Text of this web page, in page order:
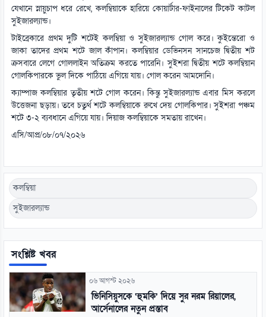
যেখানে স্নায়ুচাপ ধরে রেখে, কলম্বিয়াকে হারিয়ে কোয়ার্টার-ফাইনালের টিকেট কাটল
সুইজারল্যান্ড।
টাইব্রেকারে প্রথম দুটি শটেই কলম্বিয়া ও সুইজারল্যান্ড গোল করে। কুইন্তেরো ও
জাকা তাদের প্রথম শটে জাল কাঁপান। কলম্বিয়ার ডেভিনসন সানচেজ দ্বিতীয় শট
ক্রসবারে লেগে গোললাইন অতিক্রম করতে পারেনি। সুইশরা দ্বিতীয় শটে কলম্বিয়ান
গোলকিপারকে ভুল দিকে পাঠিয়ে এগিয়ে যায়। গোল করেন আমদোনি।
ক্যাম্পাজ কলম্বিয়ার তৃতীয় শটে গোল করেন। কিন্তু সুইজারল্যান্ড এবার মিস করলে
উত্তেজনা ছড়ায়। তবে চতুর্থ শটে কলম্বিয়াকে রুখে দেয় গোলকিপার। সুইশরা পঞ্চম
শটে ৩-২ ব্যবধানে এগিয়ে যায়। দিয়াজ কলম্বিয়াকে সমতায় রাখেন।
এসি/আপ্র/০৮/০৭/২০২৬
কলম্বিয়া
সুইজারল্যান্ড
সংশ্লিষ্ট খবর
০৬ আগস্ট ২০২৬
ভিনিসিয়ুসকে ‘হুমকি’ দিয়ে সুর নরম রিয়ালের,
আর্সেনালের নতুন প্রস্তাব